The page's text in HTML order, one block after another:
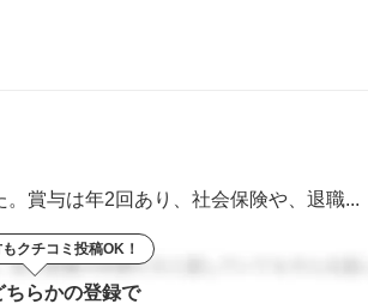
賞与は年2回あり、社会保険や、退職...
クチコミ投稿OK！
ちらかの登録で